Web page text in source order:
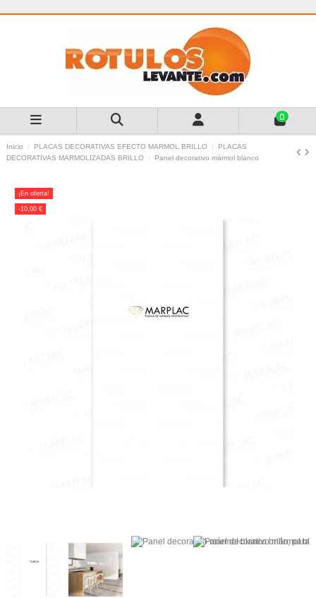
0
Inicio PLACAS DECORATIVAS EFECTO MARMOL BRILLO
PLACAS
DECORATIVAS MARMOLIZADAS BRILLO
Panel decorativo mármol blanco
¡En oferta!
-10,00 €